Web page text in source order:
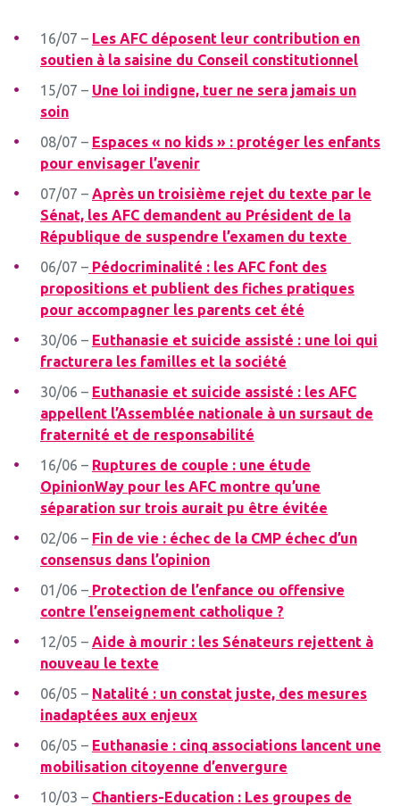
16/07 – Les AFC déposent leur contribution en
soutien à la saisine du Conseil constitutionnel
15/07 – Une loi indigne, tuer ne sera jamais un
soin
08/07 – Espaces « no kids » : protéger les enfants
pour envisager l’avenir
07/07 – Après un troisième rejet du texte par le
Sénat, les AFC demandent au Président de la
République de suspendre l’examen du texte
06/07 – Pédocriminalité : les AFC font des
propositions et publient des fiches pratiques
pour accompagner les parents cet été
30/06 – Euthanasie et suicide assisté : une loi qui
fracturera les familles et la société
30/06 – Euthanasie et suicide assisté : les AFC
appellent l’Assemblée nationale à un sursaut de
fraternité et de responsabilité
16/06 – Ruptures de couple : une étude
OpinionWay pour les AFC montre qu’une
séparation sur trois aurait pu être évitée
02/06 – Fin de vie : échec de la CMP échec d’un
consensus dans l’opinion
01/06 – Protection de l’enfance ou offensive
contre l’enseignement catholique ?
12/05 – Aide à mourir : les Sénateurs rejettent à
nouveau le texte
06/05 – Natalité : un constat juste, des mesures
inadaptées aux enjeux
06/05 – Euthanasie : cinq associations lancent une
mobilisation citoyenne d’envergure
10/03 – Chantiers-Education : Les groupes de